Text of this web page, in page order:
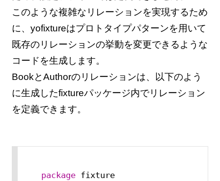
このような複雑なリレーションを実現するため
に、yofixtureはプロトタイプパターンを用いて
既存のリレーションの挙動を変更できるような
コードを生成します。
BookとAuthorのリレーションは、以下のよう
に生成したfixtureパッケージ内でリレーション
を定義できます。
package fixture